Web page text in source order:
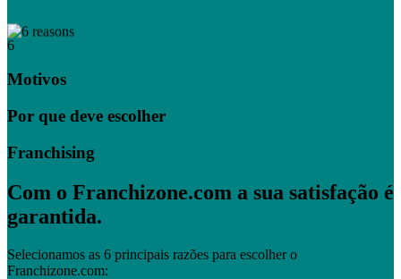
6
Motivos
Por que deve escolher
Franchising
Com o Franchizone.com a sua satisfação é
garantida.
Selecionamos as 6 principais razões para escolher o
Franchizone.com: